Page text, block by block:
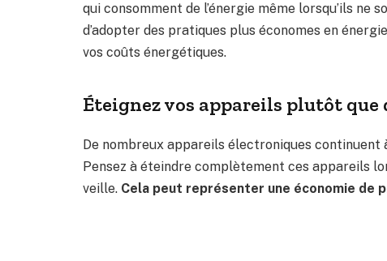
qui consomment de l’énergie même lorsqu’ils
d’adopter des pratiques plus économes en
vos coûts énergétiques.
Éteignez vos appareils plutôt que
De nombreux appareils électroniques continuent
Pensez à éteindre complètement ces appareils
veille. Cela peut représenter une économie de